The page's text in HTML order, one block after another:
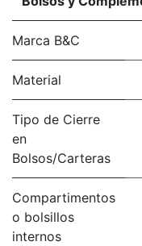
Marca B&C
Material
Tipo de Cierre
en
Bolsos/Carteras
Compartimentos
o bolsillos
internos